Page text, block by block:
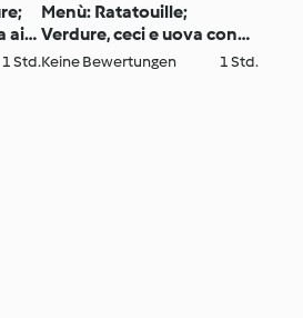
ai
1 Std.
Menù: Ratatouille;
Verdure, ceci e uova con
salsa agli asparagi
Keine Bewertungen 1 Std.